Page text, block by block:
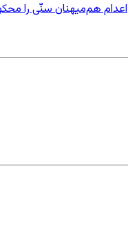
اعدام هم‌میهنان سنّی را